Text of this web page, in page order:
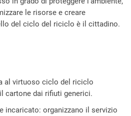
le risorse e creare
del ciclo del riciclo è il cittadino.
al virtuoso ciclo del riciclo
cartone dai rifiuti generici.
incaricato: organizzano il servizio